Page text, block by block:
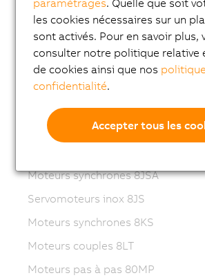
Servomoteurs 8WSA
Motoréducteurs 8WSB
Moteurs synchrones 8LVA
Motoréducteurs 8LVB
Moteurs synchrones 8LS
Moteurs synchrones 8JSA
Servomoteurs inox 8JS
Moteurs synchrones 8KS
Moteurs couples 8LT
Moteurs pas à pas 80MP
paramétrages. Quelle que soit
les cookies nécessaires sur un
sont activés. Pour en savoir plus,
consulter notre politique relative
de cookies ainsi que nos
confidentialité.
Accepter tous les